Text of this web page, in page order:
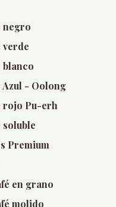
negro
verde
blanco
Azul - Oolong
rojo Pu-erh
soluble
Premium
en grano
molido